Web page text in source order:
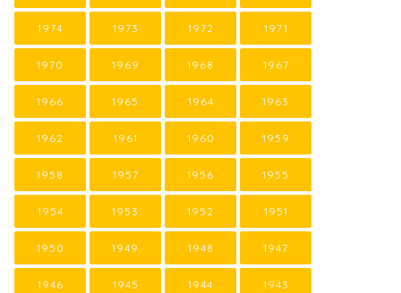
1974 1973 1972 1971
1970 1969 1968 1967
1966 1965 1964 1963
1962 1961 1960 1959
1958 1957 1956 1955
1954 1953 1952 1951
1950 1949 1948 1947
1946 1945 1944 1943